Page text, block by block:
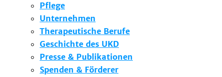
Pflege
Unternehmen
Therapeutische Berufe
Geschichte des UKD
Presse & Publikationen
Spenden & Förderer